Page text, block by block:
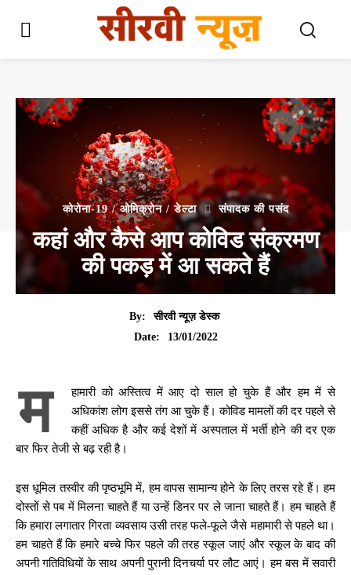
कोरोना-19 / ओमिक्रोन / डेल्टा संपादक की पसंद
कहां और कैसे आप कोविड संक्रमण
की पकड़ में आ सकते हैं
By:
सीरवी न्यूज़ डेस्क
Date:
13/01/2022
म
हामारी को अस्तित्व में आए दो साल हो चुके हैं और हम में से
अधिकांश लोग इससे तंग आ चुके हैं। कोविड मामलों की दर पहले से
कहीं अधिक है और कई देशों में अस्पताल में भर्ती होने की दर एक
बार फिर तेजी से बढ़ रही है।
इस धूमिल तस्वीर की पृष्ठभूमि में, हम वापस सामान्य होने के लिए तरस रहे हैं। हम
दोस्तों से पब में मिलना चाहते हैं या उन्हें डिनर पर ले जाना चाहते हैं। हम चाहते हैं
कि हमारा लगातार गिरता व्यवसाय उसी तरह फले-फूले जैसे महामारी से पहले था।
हम चाहते हैं कि हमारे बच्चे फिर पहले की तरह स्कूल जाएं और स्कूल के बाद की
अपनी गतिविधियों के साथ अपनी पुरानी दिनचर्या पर लौट आएं। हम बस में सवारी